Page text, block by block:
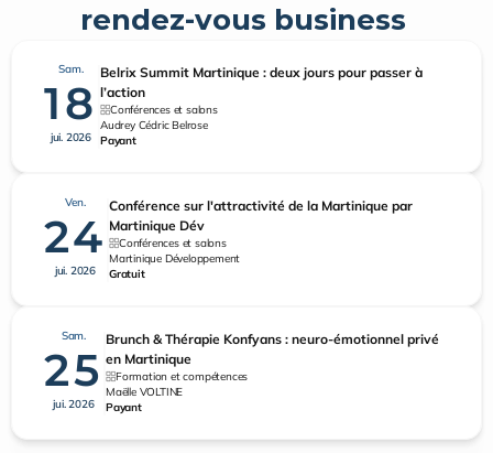
rendez-vous business
Sam.
18
jui. 2026
Belrix Summit Martinique : deux jours pour passer à
l’action
Conférences et salons
Audrey Cédric Belrose
Payant
Ven.
24
jui. 2026
Conférence sur l'attractivité de la Martinique par
Martinique Dév
Conférences et salons
Martinique Développement
Gratuit
Sam.
25
jui. 2026
Brunch & Thérapie Konfyans : neuro-émotionnel privé
en Martinique
Formation et compétences
Maëlle VOLTINE
Payant